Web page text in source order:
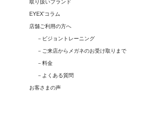
取り扱いブランド
EYEX'コラム
店舗ご利用の方へ
ビジョントレーニング
ご来店からメガネのお受け取りまで
料金
よくある質問
お客さまの声